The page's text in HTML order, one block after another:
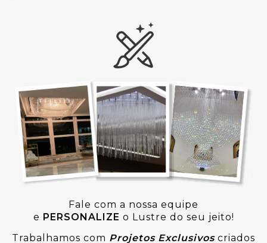
Fale com a nossa equipe
e PERSONALIZE o Lustre do seu jeito!
Trabalhamos com Projetos Exclusivoscriados